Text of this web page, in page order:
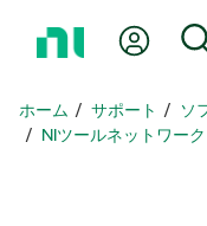
ペ
ー
My
ホーム サポート
ソ
NIツールネットワーク